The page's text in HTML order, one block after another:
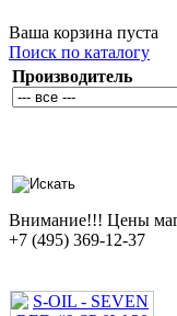
Ваша корзина пуста
Поиск по каталогу
Производитель
Внимание!!! Цены
+7 (495) 369-12-37